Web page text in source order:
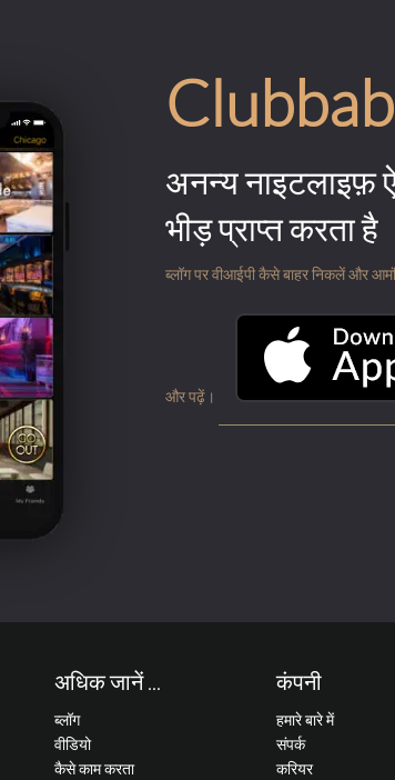
अनन्य नाइटलाइफ़
भीड़ प्राप्त करता है
ब्लॉग पर वीआईपी कैसे बाहर निकलें और
और पढ़ें।
अधिक जानें ...
ब्लॉग
वीडियो
कैसे काम करता
कंपनी
हमारे बारे में
संपर्क
करियर